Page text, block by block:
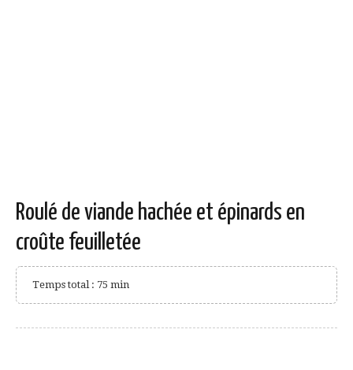
Roulé de viande hachée et épinards en
croûte feuilletée
Temps total : 75 min